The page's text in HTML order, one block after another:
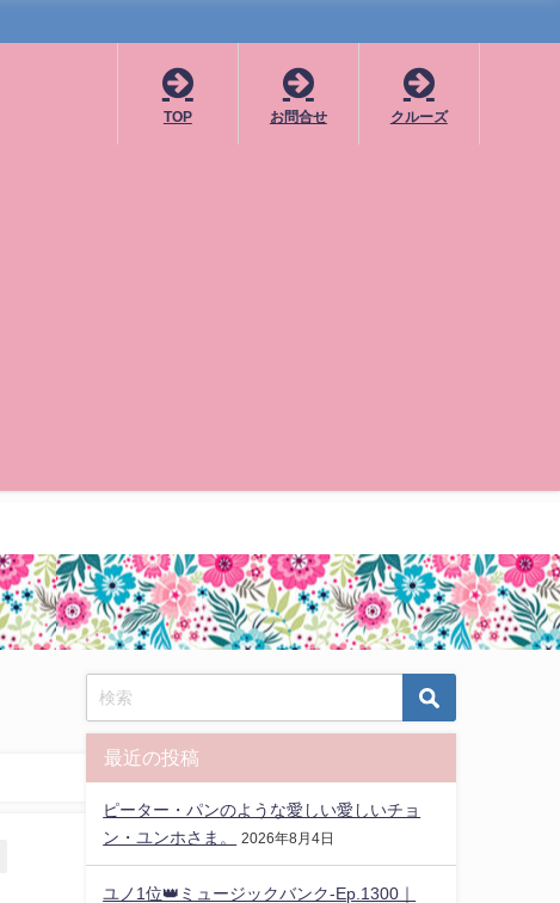
TOP お問合せ クルーズ
最近の投稿
ピーター・パンのような愛しい愛しいチョ
ン・ユンホさま。
2026年8月4日
ユノ1位👑ミュージックバンク-Ep.1300｜